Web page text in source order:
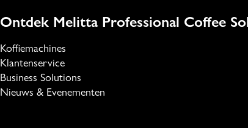
Ontdek Melitta Professional Coffee
Koffiemachines
Klantenservice
Business Solutions
Nieuws & Evenementen